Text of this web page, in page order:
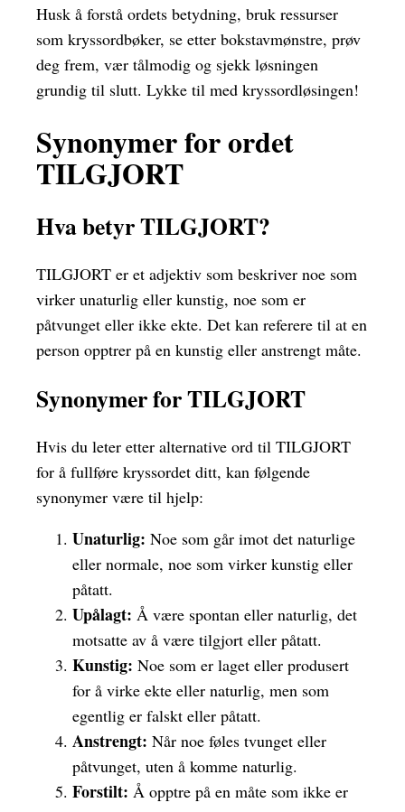
Husk å forstå ordets betydning, bruk ressurser
som kryssordbøker, se etter bokstavmønstre, prøv
deg frem, vær tålmodig og sjekk løsningen
grundig til slutt. Lykke til med kryssordløsingen!
Synonymer for ordet
TILGJORT
Hva betyr TILGJORT?
TILGJORT er et adjektiv som beskriver noe som
virker unaturlig eller kunstig, noe som er
påtvunget eller ikke ekte. Det kan referere til at en
person opptrer på en kunstig eller anstrengt måte.
Synonymer for TILGJORT
Hvis du leter etter alternative ord til TILGJORT
for å fullføre kryssordet ditt, kan følgende
synonymer være til hjelp:
Unaturlig: Noe som går imot det naturlige
eller normale, noe som virker kunstig eller
påtatt.
Upålagt: Å være spontan eller naturlig, det
motsatte av å være tilgjort eller påtatt.
Kunstig: Noe som er laget eller produsert
for å virke ekte eller naturlig, men som
egentlig er falskt eller påtatt.
Anstrengt: Når noe føles tvunget eller
påtvunget, uten å komme naturlig.
Forstilt: Å opptre på en måte som ikke er